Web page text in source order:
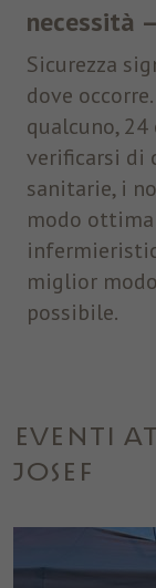
necessità
Sicurezza
dove
qualcuno, 24
verificarsi di
sanitarie, i
modo
miglior
possibile.
EVENTI
JOSEF